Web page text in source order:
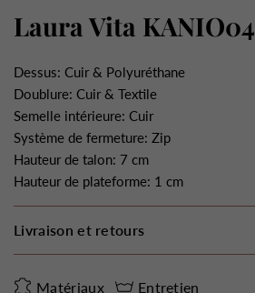
Laura Vita KANIO04
Dessus: Cuir & Polyuréthane
Doublure: Cuir & Textile
Semelle intérieure: Cuir
Système de fermeture: Zip
Hauteur de talon: 7 cm
Hauteur de plateforme: 1 cm
Livraison et retours
Matériaux Entretien